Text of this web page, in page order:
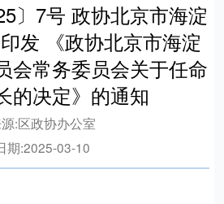
〕7号 政协北京市海淀
发 《政协北京市海淀
会常务委员会关于任命
的决定》的通知
:区政协办公室
期:2025-03-10